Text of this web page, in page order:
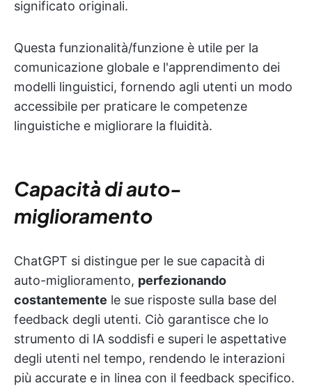
significato originali.
Questa funzionalità/funzione è utile per la
comunicazione globale e l'apprendimento dei
modelli linguistici, fornendo agli utenti un modo
accessibile per praticare le competenze
linguistiche e migliorare la fluidità.
Capacità di auto-
miglioramento
ChatGPT si distingue per le sue capacità di
auto-miglioramento, perfezionando
costantemente le sue risposte sulla base del
feedback degli utenti. Ciò garantisce che lo
strumento di IA soddisfi e superi le aspettative
degli utenti nel tempo, rendendo le interazioni
più accurate e in linea con il feedback specifico.